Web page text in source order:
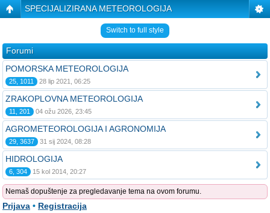
SPECIJALIZIRANA METEOROLOGIJA
Switch to full style
Forumi
POMORSKA METEOROLOGIJA
25, 1011 28 lip 2021, 06:25
ZRAKOPLOVNA METEOROLOGIJA
11, 201 04 ožu 2026, 23:45
AGROMETEOROLOGIJA I AGRONOMIJA
29, 3637 31 sij 2024, 08:28
HIDROLOGIJA
6, 304 15 kol 2014, 20:27
Nemaš dopuštenje za pregledavanje tema na ovom forumu.
Prijava • Registracija